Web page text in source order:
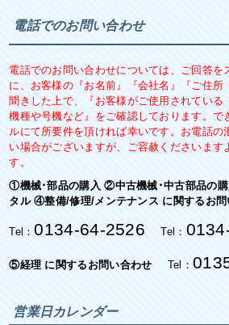
電話でのお問い合わせ
電話でのお問い合わせについては、ご回答を
に、お客様の『お名前』『会社名』『ご住所
聞きした上で、『お客様がご使用されている
機種や号機など』をご確認しております。で
ルにて所要件を頂ければ幸いです。お電話の
い場合がございますが、ご容赦くださいます
す。
①機械･部品の購入 ②中古機械･中古部品の
タル ④整備/修理/メンテナンス に関するお問
Tel：0134-64-2526 Tel：
⑤経理 に関するお問い合わせ Tel：
営業日カレンダー